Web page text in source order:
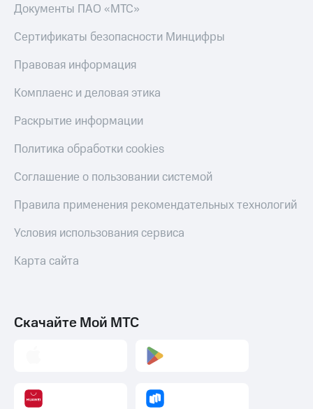
Документы ПАО «МТС»
Сертификаты безопасности Минцифры
Правовая информация
Комплаенс и деловая этика
Раскрытие информации
Политика обработки cookies
Соглашение о пользовании системой
Правила применения рекомендательных технологий
Условия использования сервиса
Карта сайта
Скачайте Мой МТС